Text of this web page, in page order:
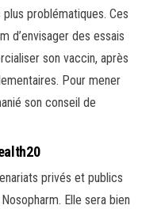
problématiques. Ces
d’envisager des essais
son vaccin, après
Pour mener
son conseil de
privés et publics
Elle sera bien